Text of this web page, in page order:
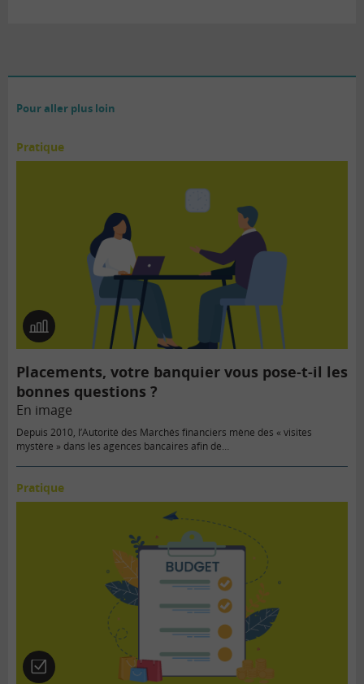
Pour aller plus loin
Pratique
En
image
Placements, votre banquier vous pose-t-il les
bonnes questions ?
En image
Depuis 2010, l’Autorité des Marchés financiers mène des « visites
mystère » dans les agences bancaires afin de…
Pratique
Quiz